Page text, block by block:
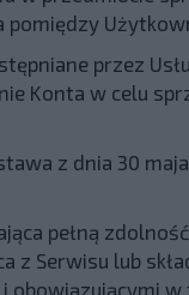
przez
Konta w celu
z dnia 30
pełną
z Serwisu lub
obowiązującymi